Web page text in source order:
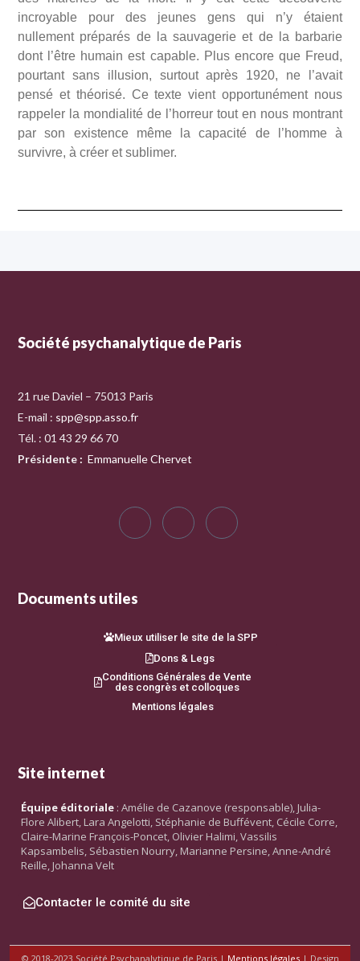
incroyable pour des jeunes gens qui n’y étaient
nullement préparés de la sauvagerie et de la barbarie
dont l’être humain est capable. Plus encore que Freud,
pourtant sans illusion, surtout après 1920, ne l’avait
pensé et théorisé. Ce texte vient opportunément nous
rappeler la mondialité de l’horreur tout en nous montrant
par son existence même la capacité de l’homme à
survivre, à créer et sublimer.
Société psychanalytique de Paris
21 rue Daviel – 75013 Paris
E-mail : spp@spp.asso.fr
Tél. : 01 43 29 66 70
Présidente : Emmanuelle Chervet
Documents utiles
Mieux utiliser le site de la SPP
Dons & Legs
Conditions Générales de Vente
des congrès et colloques
Mentions légales
Site internet
Équipe éditoriale : Amélie de Cazanove (responsable), Julia-
Flore Alibert, Lara Angelotti, Stéphanie de Buffévent, Cécile Corre,
Claire-Marine François-Poncet, Olivier Halimi, Vassilis
Kapsambelis, Sébastien Nourry, Marianne Persine, Anne-André
Reille, Johanna Velt
Contacter le comité du site
© 2018-2023 Société Psychanalytique de Paris | Mentions légales| Design